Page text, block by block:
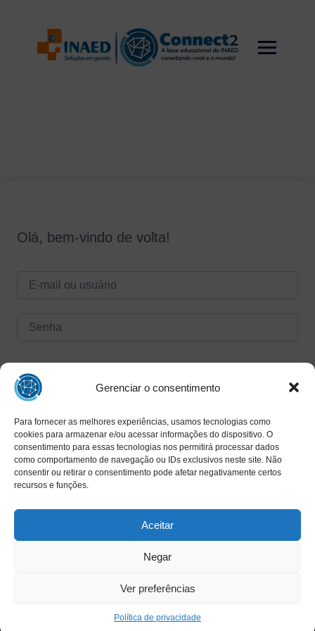
Gerenciar o consentimento
Para fornecer as melhores experiências, usamos tecnologias como
cookies para armazenar e/ou acessar informações do dispositivo. O
consentimento para essas tecnologias nos permitirá processar dados
como comportamento de navegação ou IDs exclusivos neste site. Não
consentir ou retirar o consentimento pode afetar negativamente certos
recursos e funções.
Aceitar
Negar
Ver preferências
Política de privacidade
Olá, bem-vindo de volta!
Entrar
Ainda não tem uma conta?Registrar agora
Copyright © 2025 INAED - Todos os direitos reservados